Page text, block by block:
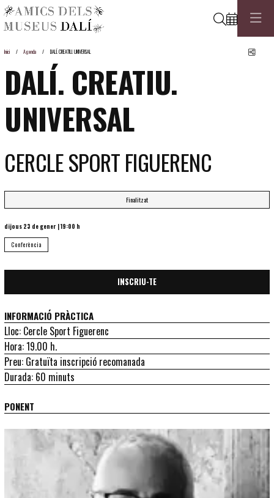
Cerca
Inici Agenda DALÍ. CREATIU. UNIVERSAL
DALÍ. CREATIU.
UNIVERSAL
CERCLE SPORT FIGUERENC
Finalitzat
dijous 23 de gener |19:00 h
Conferència
INSCRIU-TE
INFORMACIÓ PRÀCTICA
Lloc: Cercle Sport Figuerenc
Hora: 19.00 h.
Preu: Gratuïta inscripció recomanada
Durada: 60 minuts
PONENT